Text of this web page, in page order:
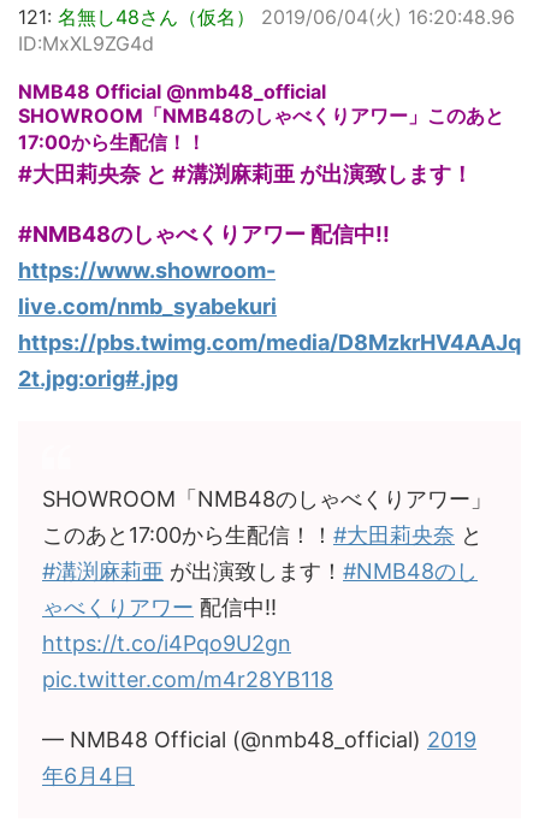
121: 名無し48さん（仮名）
2019/06/04(火) 16:20:48.96
ID:MxXL9ZG4d
NMB48 Official @nmb48_official
SHOWROOM「NMB48のしゃべくりアワー」このあと
17:00から生配信！！
#大田莉央奈 と #溝渕麻莉亜 が出演致します！
#NMB48のしゃべくりアワー 配信中!!
https://www.showroom-
live.com/nmb_syabekuri
https://pbs.twimg.com/media/D8MzkrHV4AAJq
2t.jpg:orig#.jpg
SHOWROOM「NMB48のしゃべくりアワー」
このあと17:00から生配信！！ #大田莉央奈 と
#溝渕麻莉亜 が出演致します！ #NMB48のし
ゃべくりアワー 配信中!!
https://t.co/i4Pqo9U2gn
pic.twitter.com/m4r28YB118
— NMB48 Official (@nmb48_official) 2019
年6月4日